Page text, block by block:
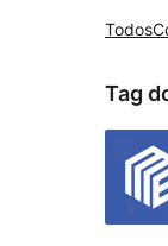
Todos
Tag